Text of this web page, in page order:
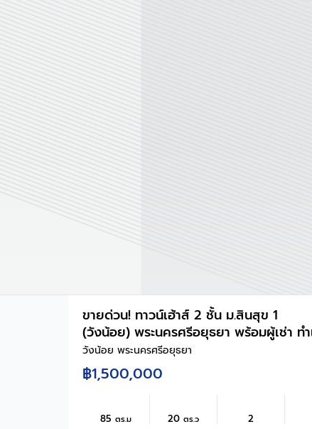
ใกล้โรงพยาบาล ผลรวมบ้านเลขที่ 3
ขายด่วน! ทาวน์เฮ้าส์ 2 ชั้น ม.สินสุข 1
(วังน้อย) พระนครศรีอยุธยา พร้อมผู้เช่า ทำ
ทอง รับรายได้ทันที! ขายเพียง 1,500,000
บาท
วังน้อย พระนครศรีอยุธยา
฿1,500,000
85ตร.ม 20ตร.ว 2